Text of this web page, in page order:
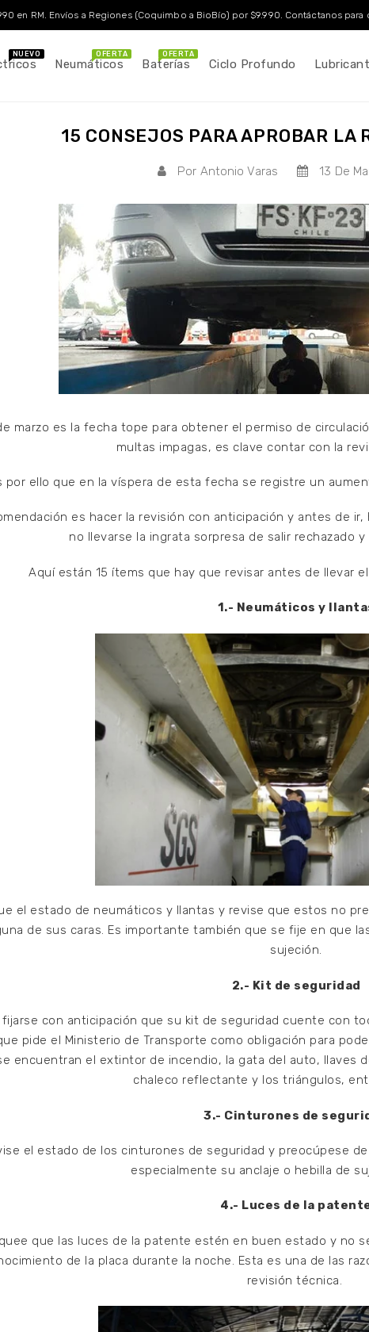
en RM. Envíos a Regiones (Coquimbo a BioBío) por $9.990. Contáctanos para
NUEVO
Neumáticos
OFERTA
Baterías
OFERTA
Ciclo Profundo
15 CONSEJOS PARA APROBAR LA
Por Antonio Varas 13 De
marzo es la fecha tope para obtener el permiso de
multas impagas, es clave contar con la
por ello que en la víspera de esta fecha se registre un
es hacer la revisión con anticipación y antes de
no llevarse la ingrata sorpresa de salir rechazado
Aquí están 15 ítems que hay que revisar antes de llevar
1.- Neumáticos y
el estado de neumáticos y llantas y revise que estos no
de sus caras. Es importante también que se fije en que
sujeción.
2.- Kit de seguridad
fijarse con anticipación que su kit de seguridad cuente con
pide el Ministerio de Transporte como obligación para
encuentran el extintor de incendio, la gata del auto, llaves
chaleco reflectante y los triángulos,
3.- Cinturones de
el estado de los cinturones de seguridad y preocúpese
especialmente su anclaje o hebilla de
4.- Luces de la
que las luces de la patente estén en buen estado y no
de la placa durante la noche. Esta es una de las
revisión técnica.